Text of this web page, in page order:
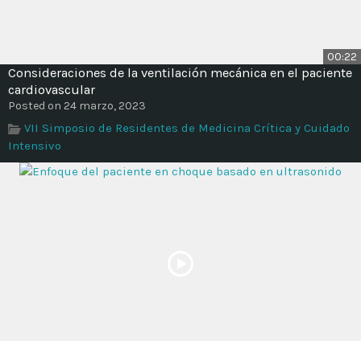
00:22
Consideraciones de la ventilación mecánica en el paciente
cardiovascular
Posted on 24 marzo, 2023
VII Simposio de Residentes de Medicina Crítica y Cuidado
Intensivo